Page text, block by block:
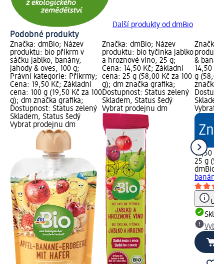
Další produkty od dmBio
Podobné produkty
Značka: dmBio; Název
produktu: bio příkrm v
sáčku jablko, banány,
jahody & oves, 100 g;
Právní kategorie: Příkrmy;
Cena: 19,50 Kč; Základní
cena: 100 g (19,50 Kč za 100
g); dm značka grafika;
Dostupnost: Status zelený
Skladem, Status šedý
Vybrat prodejnu dm
Značka: dmBio; Název
produktu: bio tyčinka jablko
a hroznové víno, 25 g;
Cena: 14,50 Kč; Základní
cena: 25 g (58,00 Kč za 100
g); dm značka grafika;
Dostupnost: Status zelený
Skladem, Status šedý
Vybrat prodejnu dm
Značka:
&
14,50
g (58,00
značka
Vybrat
14,50 Kč
25 g
dmBio
banán,